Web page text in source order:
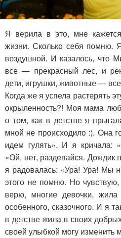
Я верила в это, мне
жизни. Сколько себя помню.
воздушной. И казалось, что
все — прекрасный лес, и
дети, игрушки, животные —
Когда же я успела растерять
окрыленность?! Моя мама
о том, как в детстве я
мной не происходило :). Она
идем гулять». И я кричала:
«Ой, нет, раздевайся. Дождик
я радовалась: «Ура! Ура! Мы
этого не помню. Но
верю, многие девочки, жила
особенного, сказочного. И я
в детстве жила в своих
своей улыбкой могу изменить